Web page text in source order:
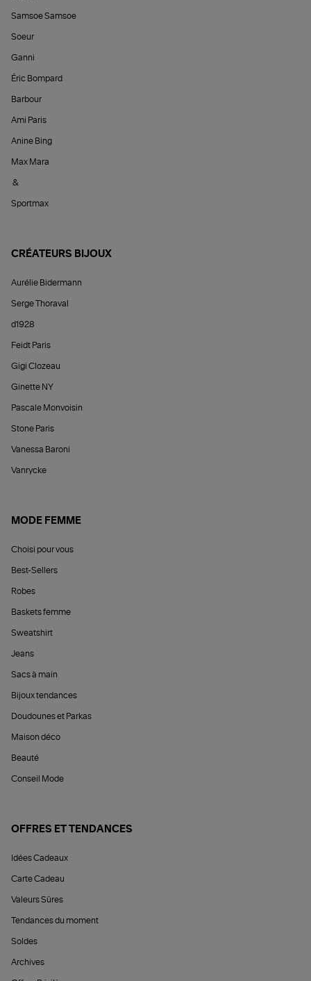
Samsoe Samsoe
Soeur
Ganni
Éric Bompard
Barbour
Ami Paris
Anine Bing
Max Mara
&
Sportmax
CRÉATEURS BIJOUX
Aurélie Bidermann
Serge Thoraval
d1928
Feidt Paris
Gigi Clozeau
Ginette NY
Pascale Monvoisin
Stone Paris
Vanessa Baroni
Vanrycke
MODE FEMME
Choisi pour vous
Best-Sellers
Robes
Baskets femme
Sweatshirt
Jeans
Sacs à main
Bijoux tendances
Doudounes et Parkas
Maison déco
Beauté
Conseil Mode
OFFRES ET TENDANCES
Idées Cadeaux
Carte Cadeau
Valeurs Sûres
Tendances du moment
Soldes
Archives